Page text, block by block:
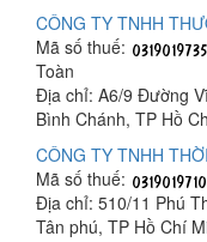
CÔNG TY TNHH
Mã số thuế:
Toàn
Địa chỉ: A6/9 Đường
Bình Chánh, TP Hồ
CÔNG TY TNHH
Mã số thuế:
Địa chỉ: 510/11 Phú
Tân phú, TP Hồ Chí